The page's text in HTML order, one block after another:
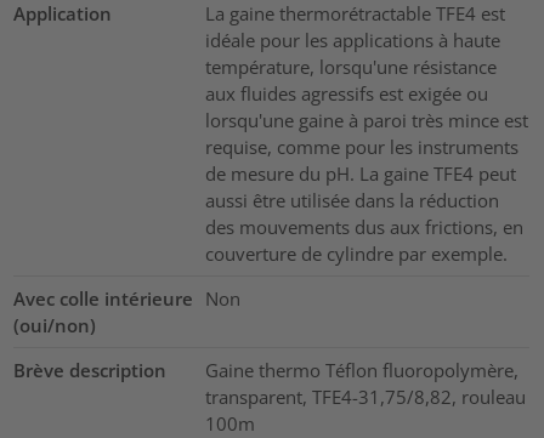
Application
La gaine thermorétractable TFE4 est
idéale pour les applications à haute
température, lorsqu'une résistance
aux fluides agressifs est exigée ou
lorsqu'une gaine à paroi très mince est
requise, comme pour les instruments
de mesure du pH. La gaine TFE4 peut
aussi être utilisée dans la réduction
des mouvements dus aux frictions, en
couverture de cylindre par exemple.
Avec colle intérieure
(oui/non)
Non
Brève description
Gaine thermo Téflon fluoropolymère,
transparent, TFE4-31,75/8,82, rouleau
100m